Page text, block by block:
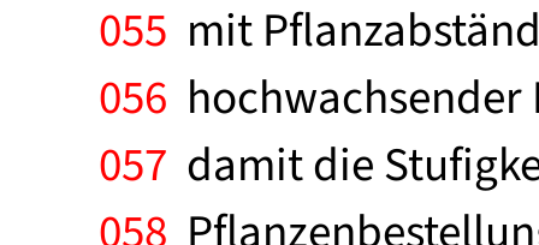
055 mit
056
057 damit die